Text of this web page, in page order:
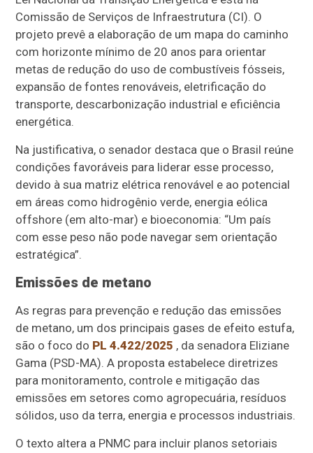
Comissão de Serviços de Infraestrutura (CI). O
projeto prevê a elaboração de um mapa do caminho
com horizonte mínimo de 20 anos para orientar
metas de redução do uso de combustíveis fósseis,
expansão de fontes renováveis, eletrificação do
transporte, descarbonização industrial e eficiência
energética.
Na justificativa, o senador destaca que o Brasil reúne
condições favoráveis para liderar esse processo,
devido à sua matriz elétrica renovável e ao potencial
em áreas como hidrogênio verde, energia eólica
offshore (em alto-mar) e bioeconomia: “Um país
com esse peso não pode navegar sem orientação
estratégica”.
Emissões de metano
As regras para prevenção e redução das emissões
de metano, um dos principais gases de efeito estufa,
são o foco do PL 4.422/2025 , da senadora Eliziane
Gama (PSD-MA). A proposta estabelece diretrizes
para monitoramento, controle e mitigação das
emissões em setores como agropecuária, resíduos
sólidos, uso da terra, energia e processos industriais.
O texto altera a PNMC para incluir planos setoriais